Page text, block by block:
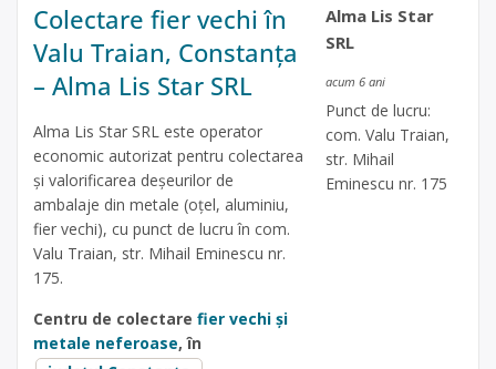
Colectare fier vechi în
Valu Traian, Constanța
– Alma Lis Star SRL
Alma Lis Star SRL este operator
economic autorizat pentru colectarea
și valorificarea deșeurilor de
ambalaje din metale (oțel, aluminiu,
fier vechi), cu punct de lucru în com.
Valu Traian, str. Mihail Eminescu nr.
175.
Centru de colectare fier vechi și
metale neferoase, în
Alma Lis Star
SRL
acum 6 ani
Punct de lucru:
com. Valu Traian,
str. Mihail
Eminescu nr. 175